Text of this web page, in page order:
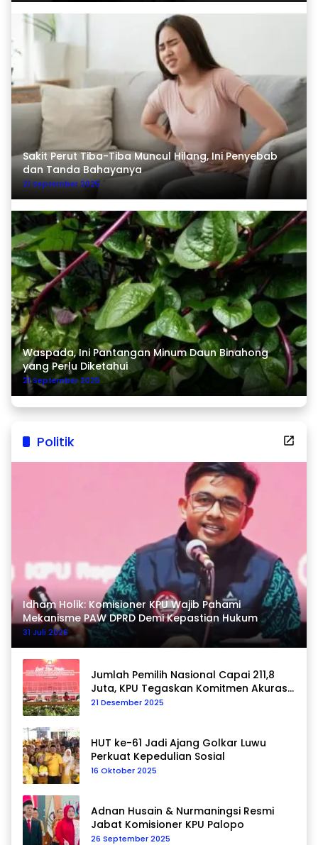
Sakit Perut Tiba-Tiba Muncul Hilang, Ini Penyebab
dan Tanda Bahayanya
21 September 2025
Waspada, Ini Pantangan Minum Daun Binahong
yang Perlu Diketahui
21 September 2025
Politik
Idham Holik: Komisioner KPU Wajib Pahami
Mekanisme PAW DPRD Demi Kepastian Hukum
31 Juli 2026
Jumlah Pemilih Nasional Capai 211,8
Juta, KPU Tegaskan Komitmen Akurasi
Data Berkelanjutan
21 Desember 2025
HUT ke-61 Jadi Ajang Golkar Luwu
Perkuat Kepedulian Sosial
16 Oktober 2025
Adnan Husain & Nurmaningsi Resmi
Jabat Komisioner KPU Palopo
26 September 2025